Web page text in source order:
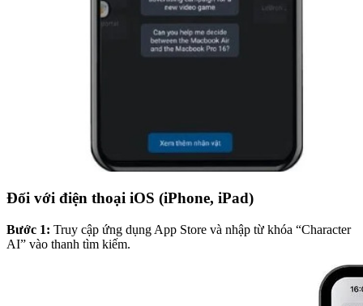
Đối với điện thoại iOS (iPhone, iPad)
Bước 1: Truy cập ứng dụng App Store và nhập từ khóa “Character
AI” vào thanh tìm kiếm.